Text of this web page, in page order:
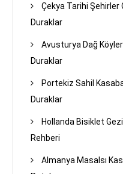
Çekya Tarihi Şehirler
Duraklar
Avusturya Dağ
Duraklar
Portekiz Sahil
Duraklar
Hollanda Bisiklet
Rehberi
Almanya Masalsı